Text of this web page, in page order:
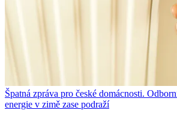
Špatná zpráva pro české domácnosti.
energie v zimě zase podraží